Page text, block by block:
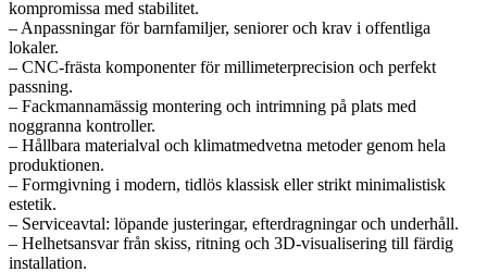
kompromissa med stabilitet.
– Anpassningar för barnfamiljer, seniorer och krav i offentliga
lokaler.
– CNC-frästa komponenter för millimeterprecision och perfekt
passning.
– Fackmannamässig montering och intrimning på plats med
noggranna kontroller.
– Hållbara materialval och klimatmedvetna metoder genom hela
produktionen.
– Formgivning i modern, tidlös klassisk eller strikt minimalistisk
estetik.
– Serviceavtal: löpande justeringar, efterdragningar och underhåll.
– Helhetsansvar från skiss, ritning och 3D-visualisering till färdig
installation.